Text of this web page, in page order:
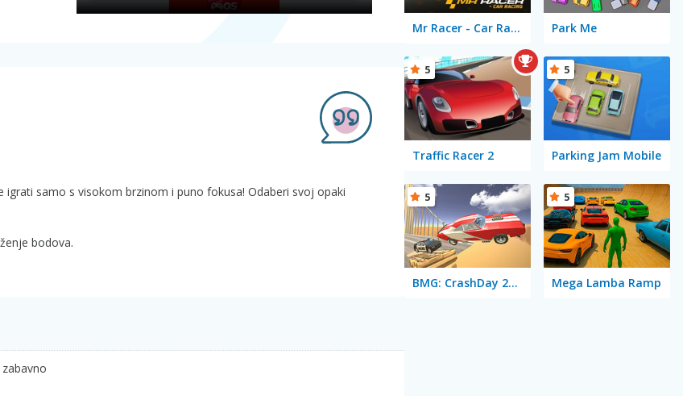
samo s visokom brzinom i puno fokusa! Odaberi svoj opaki
bodova.
Mr Racer - Car Racing Park Me
Traffic Racer 2
5
Parking Jam Mobile
5
BMG: CrashDay 2025
5
Mega Lamba Ramp
5